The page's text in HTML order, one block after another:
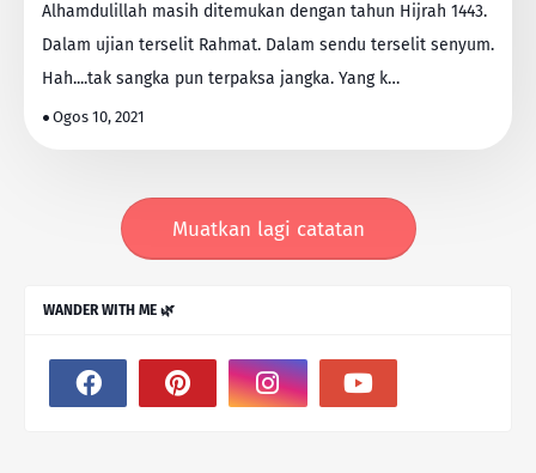
Alhamdulillah masih ditemukan dengan tahun Hijrah 1443.
Dalam ujian terselit Rahmat. Dalam sendu terselit senyum.
Hah....tak sangka pun terpaksa jangka. Yang k…
Ogos 10, 2021
Muatkan lagi catatan
WANDER WITH ME 🌿